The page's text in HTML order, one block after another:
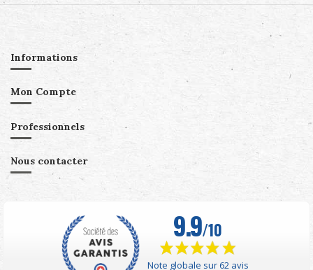
Informations
Mon Compte
Professionnels
Nous contacter